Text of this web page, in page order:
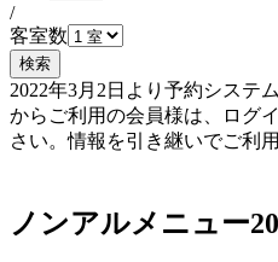
/
客室数
検索
2022年3月2日より予約システ
からご利用の会員様は、ログ
さい。情報を引き継いでご利
ノンアルメニュー